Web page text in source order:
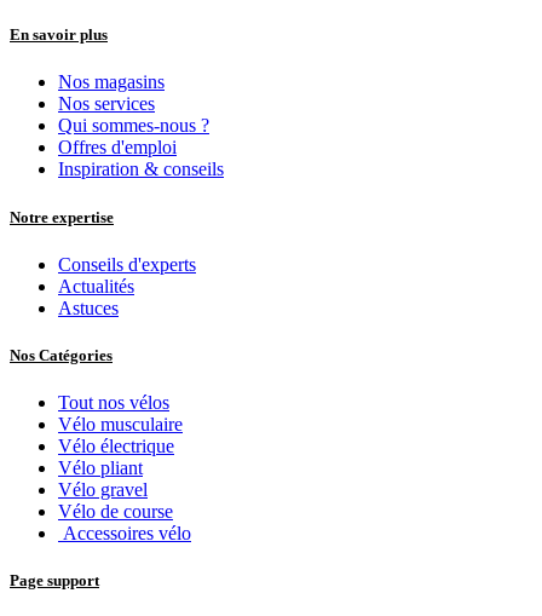
En savoir plus
Nos magasins
Nos services
Qui sommes-nous ?
Offres d'emploi
Inspiration & conseils
Notre expertise
Conseils d'experts
Actualités
Astuces
Nos Catégories
Tout nos vélos
Vélo musculaire
Vélo électrique
Vélo pliant
Vélo gravel
Vélo de course
Accessoires vélo
Page support